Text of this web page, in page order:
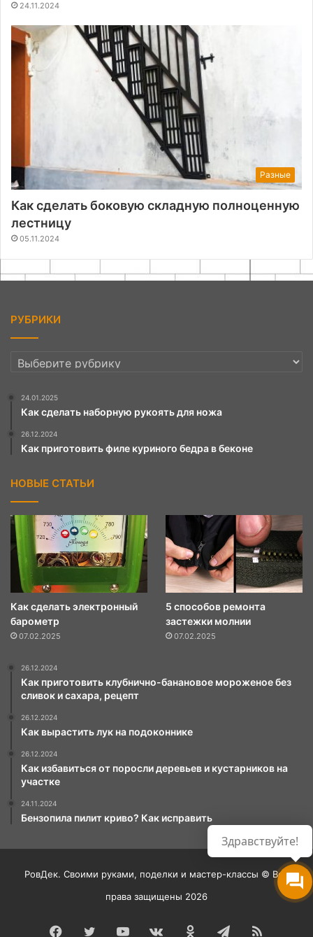
24.11.2024
Разные
Как сделать боковую складную полноценную
лестницу
05.11.2024
РУБРИКИ
РУБРИКИ
24.01.2025
Как сделать наборную рукоять для ножа
26.12.2024
Как приготовить филе куриного бедра в беконе
НОВЫЕ СТАТЬИ
Как сделать электронный
барометр
07.02.2025
5 способов ремонта
застежки молнии
07.02.2025
26.12.2024
Как приготовить клубнично-банановое мороженое без
сливок и сахара, рецепт
26.12.2024
Как вырастить лук на подоконнике
26.12.2024
Как избавиться от поросли деревьев и кустарников на
участке
24.11.2024
Бензопила пилит криво? Как исправить
РовДек. Своими руками, поделки и мастер-классы © Все
права защищены 2026
Facebook
TwitterYouTubevk.comОдноклассники
Telegram
RSS
Здравствуйте!